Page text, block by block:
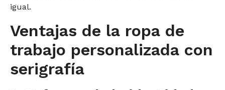
igual.
Ventajas de la ropa de
trabajo personalizada con
serigrafía